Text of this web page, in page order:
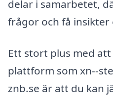
delar i samarbetet,
frågor och få insikter
Ett stort plus med
plattform som xn--
znb.se är att du kan